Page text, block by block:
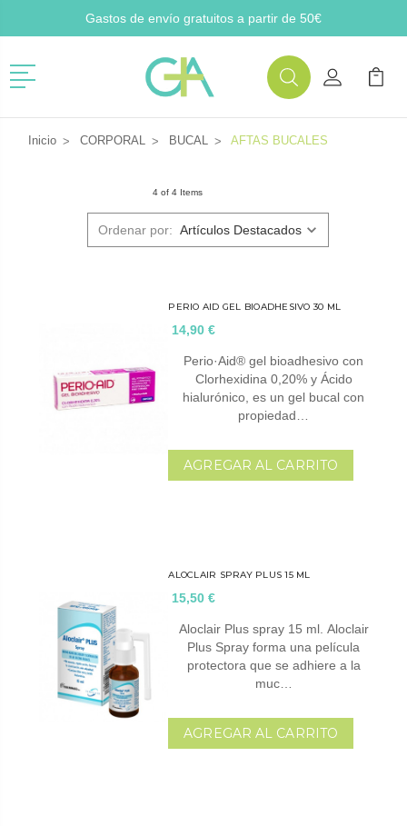
Gastos de envío gratuitos a partir de 50€
Menú
BuscarMi Cuenta
Mi
Inicio CORPORAL BUCAL AFTAS BUCALES
4 of 4 Items
Ordenar por:
PERIO AID GEL BIOADHESIVO 30 ML
14,90 €
Perio·Aid® gel bioadhesivo con
Clorhexidina 0,20% y Ácido
hialurónico, es un gel bucal con
propiedad…
AGREGAR AL CARRITO
ALOCLAIR SPRAY PLUS 15 ML
15,50 €
Aloclair Plus spray 15 ml. Aloclair
Plus Spray forma una película
protectora que se adhiere a la
muc…
AGREGAR AL CARRITO